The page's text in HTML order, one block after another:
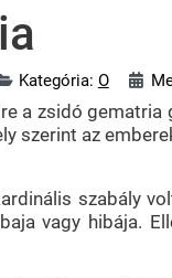
Kategória: O
a zsidó
szerint az
szabály
vagy hibája.